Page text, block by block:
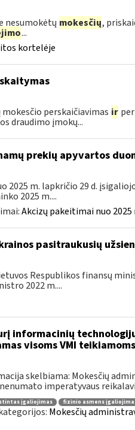
nesumokėtų mokesčių,
...
kortelėje
perskaičiavimas ir
draudimo įmokų...
prekių apyvartos
2025 m. lapkričio 29 d.
2025 m....
Akcizų pakeitimai nuo 2025
pasitraukusių
Respublikos finansų
2022 m....
informacinių
visoms VMI
skelbiama: Mokesčių
imperatyvaus
įgaliojimas fizinio asmens
Mokesčių